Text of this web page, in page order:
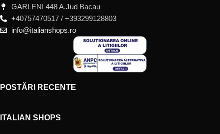
GARLENI 448 A,Jud Bacau
+40757470517 / +393299128803
info@italianshops.ro
POSTĂRI RECENTE
ITALIAN SHOPS